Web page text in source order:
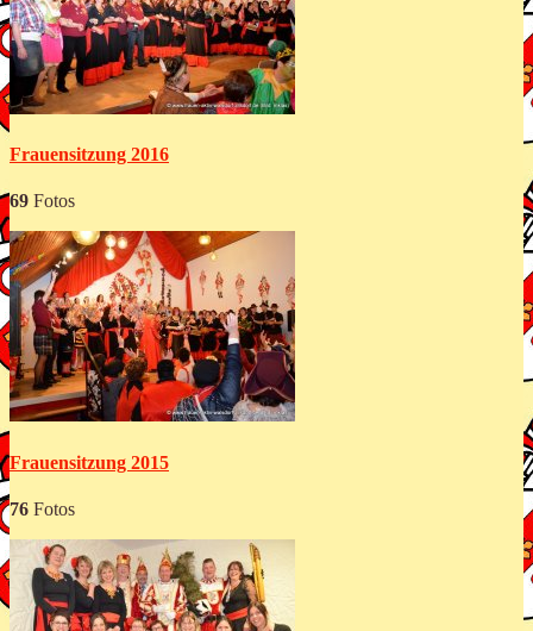
Frauensitzung 2016
69 Fotos
Frauensitzung 2015
76 Fotos